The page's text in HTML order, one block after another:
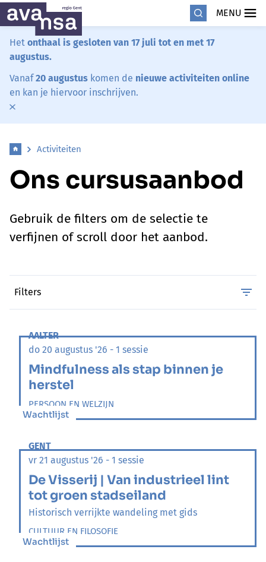
MENU
Het onthaal is gesloten van 17 juli tot en met 17
augustus.
Vanaf20 augustus komen de nieuwe activiteiten online
en kan je hiervoor inschrijven.
Activiteiten
Ons cursusaanbod
Gebruik de filters om de selectie te
verfijnen of scroll door het aanbod.
Filters
AALTER
do 20 augustus '26 - 1 sessie
Mindfulness als stap binnen je
herstel
PERSOON EN WELZIJN
Wachtlijst
GENT
vr 21 augustus '26 - 1 sessie
De Visserij | Van industrieel lint
tot groen stadseiland
Historisch verrijkte wandeling met gids
CULTUUR EN FILOSOFIE
Wachtlijst